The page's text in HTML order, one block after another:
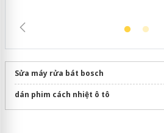
Sửa máy rửa bát bosch
dán phim cách nhiệt ô tô